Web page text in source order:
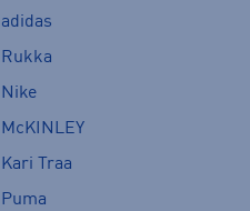
adidas
Rukka
Nike
McKINLEY
Kari Traa
Puma